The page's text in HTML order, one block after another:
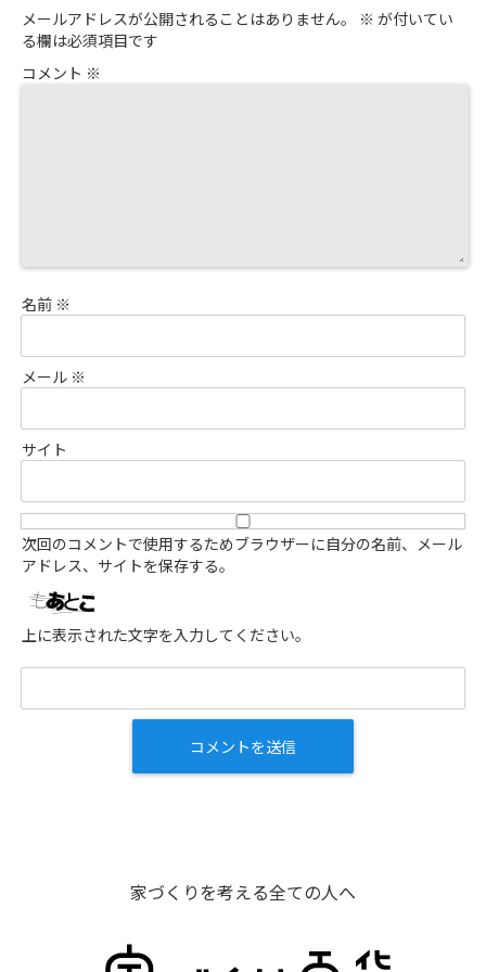
メールアドレスが公開されることはありません。 ※ が付いてい
る欄は必須項目です
コメント ※
名前 ※
メール ※
サイト
次回のコメントで使用するためブラウザーに自分の名前、メール
アドレス、サイトを保存する。
上に表示された文字を入力してください。
家づくりを考える全ての人へ